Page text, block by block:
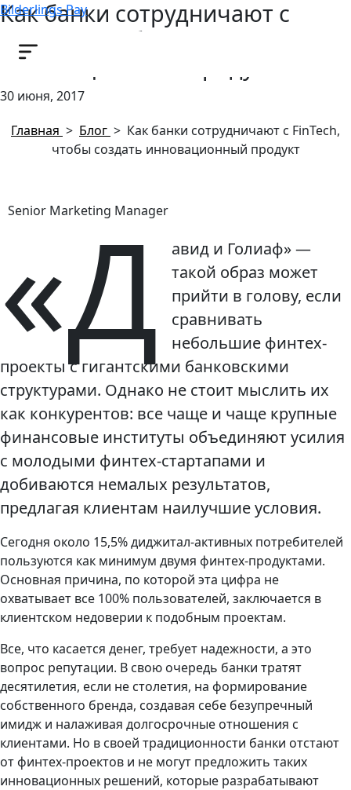
Bilderlings Pay
Как банки сотрудничают с
FinTech, чтобы создать
инновационный продукт
30 июня, 2017
Главная > Блог > Как банки сотрудничают с FinTech,
чтобы создать инновационный продукт
Senior Marketing Manager
«Д
авид и Голиаф» —
такой образ может
прийти в голову, если
сравнивать
небольшие финтех-
проекты с гигантскими банковскими
структурами. Однако не стоит мыслить их
как конкурентов: все чаще и чаще крупные
финансовые институты объединяют усилия
с молодыми финтех-стартапами и
добиваются немалых результатов,
предлагая клиентам наилучшие условия.
Сегодня около 15,5% диджитал-активных потребителей
пользуются как минимум двумя финтех-продуктами.
Основная причина, по которой эта цифра не
охватывает все 100% пользователей, заключается в
клиентском недоверии к подобным проектам.
Все, что касается денег, требует надежности, а это
вопрос репутации. В свою очередь банки тратят
десятилетия, если не столетия, на формирование
собственного бренда, создавая себе безупречный
имидж и налаживая долгосрочные отношения с
клиентами. Но в своей традиционности банки отстают
от финтех-проектов и не могут предложить таких
инновационных решений, которые разрабатывают